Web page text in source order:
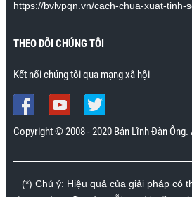
https://bvlvpqn.vn/cach-chua-xuat-tinh-
THEO DÕI CHÚNG TÔI
Kết nối chúng tôi qua mạng xã hội
Copyright © 2008 - 2020 Bản Lĩnh Đàn Ông.
(*) Chú ý: Hiệu quả của giải pháp có